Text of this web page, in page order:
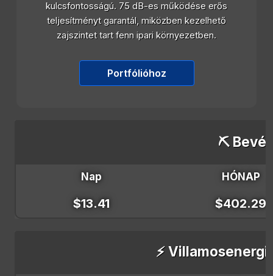
kulcsfontosságú. 75 dB-es működése erős
teljesítményt garantál, miközben kezelhető
zajszintet tart fenn ipari környezetben.
Portfólióhoz
⛏️
Nap HÓNAP
$13.41 $402.29
⚡